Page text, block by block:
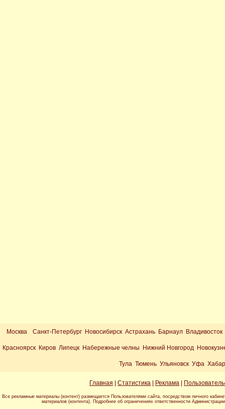
Москва Санкт-Петербург Новосибирск Астрахань Барнаул
Красноярск Киров Липецк Набережные челны Нижний Новгород
Тула Тюмень Ульяновск Уфа
Главная Статистика Реклама
Все рекламные материалы (контент) размещается Пользователями сайта, посредством личного
материалов (контента). Подробнее об ограничениях ответственности